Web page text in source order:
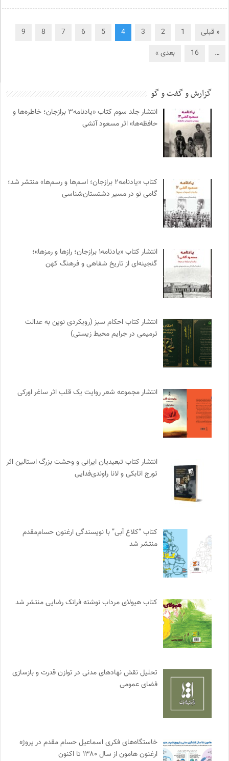
« قبلی 1
2
3
4
5
6
7
8
9
…
16 بعدی »
گزارش و گفت و گو
انتشار جلد سوم کتاب «یادنامه۳ برازجان؛ خاطره‌ها و
حافظه‌ها» اثر مسعود آتشی
کتاب «یادنامه۲ برازجان؛ اسم‌ها و رسم‌ها» منتشر شد؛
گامی نو در مسیر دشتستان‌شناسی
انتشار کتاب «یادنامه۱ برازجان؛ رازها و رمزها»؛
گنجینه‌ای از تاریخ شفاهی و فرهنگ کهن
انتشار کتاب احکام سبز (رویکردی نوین به عدالت
ترمیمی در جرایم محیط‌ زیستی)
انتشار مجموعه شعر روایت یک قلب اثر ساغر اورکی
انتشار کتاب تبعیدیان ایرانی و وحشت بزرگ استالین اثر
تورج اتابکی و لانا راوندی‌فدایی
کتاب “کلاغ آبی” با نویسندگی ارغنون حسام‌مقدم
منتشر شد
کتاب هیولای مرداب نوشته فرانک رضایی منتشر شد
تحلیل نقش نهادهای مدنی در توازن قدرت و بازسازی
فضای عمومی
خاستگاه‌های فکری اسماعیل حسام مقدم در پروژه
ارغنون هامون از سال ۱۳۸۰ تا اکنون